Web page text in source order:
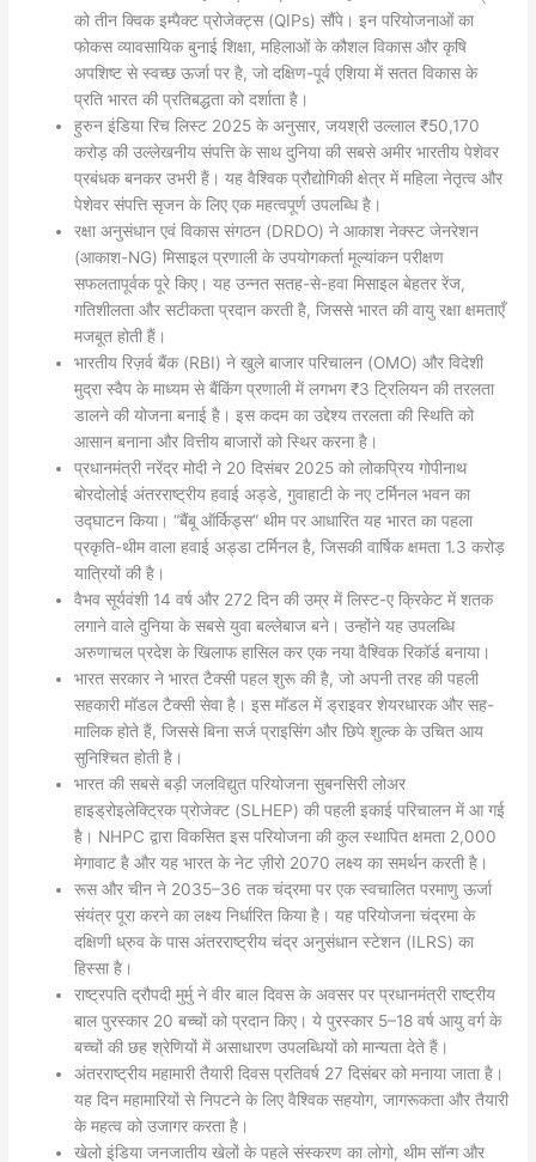
को तीन क्विक इम्पैक्ट प्रोजेक्ट्स (QIPs) सौंपे। इन परियोजनाओं का
फोकस व्यावसायिक बुनाई शिक्षा, महिलाओं के कौशल विकास और कृषि
अपशिष्ट से स्वच्छ ऊर्जा पर है, जो दक्षिण-पूर्व एशिया में सतत विकास के
प्रति भारत की प्रतिबद्धता को दर्शाता है।
हुरुन इंडिया रिच लिस्ट 2025 के अनुसार, जयश्री उल्लाल ₹50,170
करोड़ की उल्लेखनीय संपत्ति के साथ दुनिया की सबसे अमीर भारतीय पेशेवर
प्रबंधक बनकर उभरी हैं। यह वैश्विक प्रौद्योगिकी क्षेत्र में महिला नेतृत्व और
पेशेवर संपत्ति सृजन के लिए एक महत्वपूर्ण उपलब्धि है।
रक्षा अनुसंधान एवं विकास संगठन (DRDO) ने आकाश नेक्स्ट जेनरेशन
(आकाश-NG) मिसाइल प्रणाली के उपयोगकर्ता मूल्यांकन परीक्षण
सफलतापूर्वक पूरे किए। यह उन्नत सतह-से-हवा मिसाइल बेहतर रेंज,
गतिशीलता और सटीकता प्रदान करती है, जिससे भारत की वायु रक्षा क्षमताएँ
मजबूत होती हैं।
भारतीय रिज़र्व बैंक (RBI) ने खुले बाजार परिचालन (OMO) और विदेशी
मुद्रा स्वैप के माध्यम से बैंकिंग प्रणाली में लगभग ₹3 ट्रिलियन की तरलता
डालने की योजना बनाई है। इस कदम का उद्देश्य तरलता की स्थिति को
आसान बनाना और वित्तीय बाजारों को स्थिर करना है।
प्रधानमंत्री नरेंद्र मोदी ने 20 दिसंबर 2025 को लोकप्रिय गोपीनाथ
बोरदोलोई अंतरराष्ट्रीय हवाई अड्डे, गुवाहाटी के नए टर्मिनल भवन का
उद्घाटन किया। “बैंबू ऑर्किड्स” थीम पर आधारित यह भारत का पहला
प्रकृति-थीम वाला हवाई अड्डा टर्मिनल है, जिसकी वार्षिक क्षमता 1.3 करोड़
यात्रियों की है।
वैभव सूर्यवंशी 14 वर्ष और 272 दिन की उम्र में लिस्ट-ए क्रिकेट में शतक
लगाने वाले दुनिया के सबसे युवा बल्लेबाज बने। उन्होंने यह उपलब्धि
अरुणाचल प्रदेश के खिलाफ हासिल कर एक नया वैश्विक रिकॉर्ड बनाया।
भारत सरकार ने भारत टैक्सी पहल शुरू की है, जो अपनी तरह की पहली
सहकारी मॉडल टैक्सी सेवा है। इस मॉडल में ड्राइवर शेयरधारक और सह-
मालिक होते हैं, जिससे बिना सर्ज प्राइसिंग और छिपे शुल्क के उचित आय
सुनिश्चित होती है।
भारत की सबसे बड़ी जलविद्युत परियोजना सुबनसिरी लोअर
हाइड्रोइलेक्ट्रिक प्रोजेक्ट (SLHEP) की पहली इकाई परिचालन में आ गई
है। NHPC द्वारा विकसित इस परियोजना की कुल स्थापित क्षमता 2,000
मेगावाट है और यह भारत के नेट ज़ीरो 2070 लक्ष्य का समर्थन करती है।
रूस और चीन ने 2035–36 तक चंद्रमा पर एक स्वचालित परमाणु ऊर्जा
संयंत्र पूरा करने का लक्ष्य निर्धारित किया है। यह परियोजना चंद्रमा के
दक्षिणी ध्रुव के पास अंतरराष्ट्रीय चंद्र अनुसंधान स्टेशन (ILRS) का
हिस्सा है।
राष्ट्रपति द्रौपदी मुर्मु ने वीर बाल दिवस के अवसर पर प्रधानमंत्री राष्ट्रीय
बाल पुरस्कार 20 बच्चों को प्रदान किए। ये पुरस्कार 5–18 वर्ष आयु वर्ग के
बच्चों की छह श्रेणियों में असाधारण उपलब्धियों को मान्यता देते हैं।
अंतरराष्ट्रीय महामारी तैयारी दिवस प्रतिवर्ष 27 दिसंबर को मनाया जाता है।
यह दिन महामारियों से निपटने के लिए वैश्विक सहयोग, जागरूकता और तैयारी
के महत्व को उजागर करता है।
खेलो इंडिया जनजातीय खेलों के पहले संस्करण का लोगो, थीम सॉन्ग और